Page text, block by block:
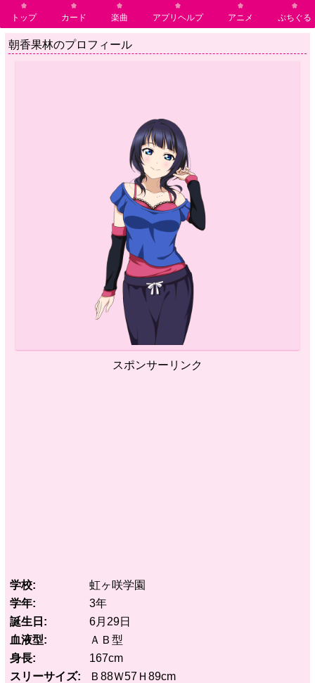
トップ カード 楽曲 アプリヘルプ アニメ ぷちぐる
朝香果林のプロフィール
スポンサーリンク
学校
虹ヶ咲学園
学年
3年
誕生日
6月29日
血液型
ＡＢ型
身長
167cm
スリーサイズ
Ｂ88Ｗ57Ｈ89cm